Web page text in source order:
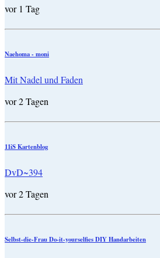
vor 1 Tag
Naehoma - moni
Mit Nadel und Faden
vor 2 Tagen
11iS Kartenblog
DvD~394
vor 2 Tagen
Selbst-die-Frau Do-it-yourselfies DIY Handarbeiten